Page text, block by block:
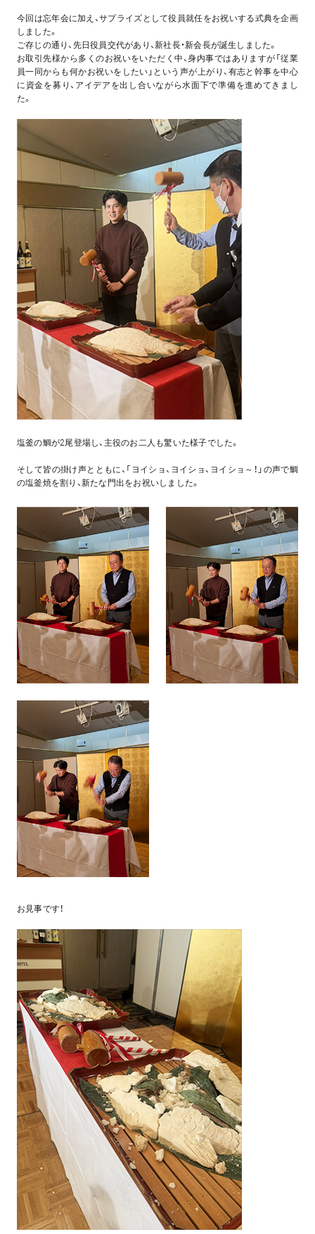
今回は忘年会に加え、サプライズとして役員就任をお祝いする式典を企画
しました。
ご存じの通り、先日役員交代があり、新社長・新会長が誕生しました。
お取引先様から多くのお祝いをいただく中、身内事ではありますが「従業
員一同からも何かお祝いをしたい」という声が上がり、有志と幹事を中心
に資金を募り、アイデアを出し合いながら水面下で準備を進めてきまし
た。
塩釜の鯛が2尾登場し、主役のお二人も驚いた様子でした。
そして皆の掛け声とともに、「ヨイショ、ヨイショ、ヨイショ～！」の声で鯛
の塩釜焼を割り、新たな門出をお祝いしました。
お見事です！